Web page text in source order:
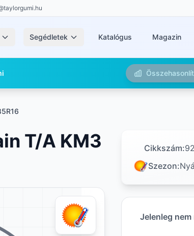
Segédletek Katalógus Magazin
T/A KM3 Cikkszám:
Szezon:
Jelenleg